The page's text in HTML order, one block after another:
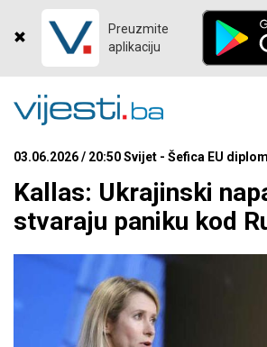
Preuzmite
aplikaciju
03.06.2026 / 20:50 Svijet - Šefica EU
Kallas: Ukrajinski
stvaraju paniku kod